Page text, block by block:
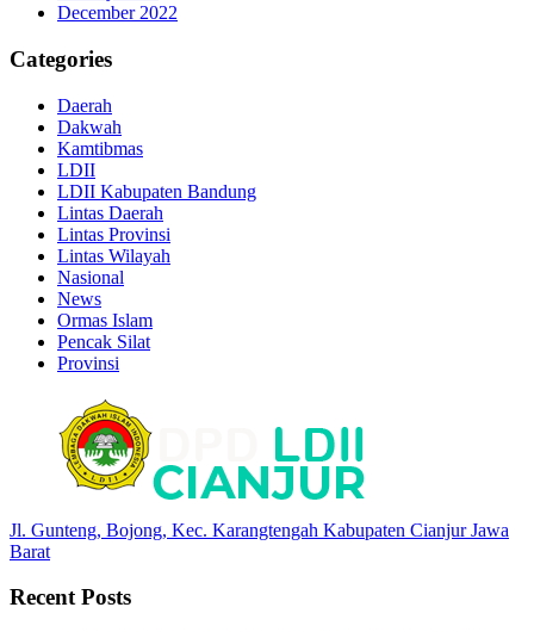
December 2022
Categories
Daerah
Dakwah
Kamtibmas
LDII
LDII Kabupaten Bandung
Lintas Daerah
Lintas Provinsi
Lintas Wilayah
Nasional
News
Ormas Islam
Pencak Silat
Provinsi
Jl. Gunteng, Bojong, Kec. Karangtengah Kabupaten Cianjur Jawa
Barat
Recent Posts